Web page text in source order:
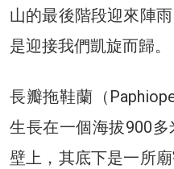
山的最後階段迎來陣
是迎接我們凱旋而歸。
長瓣拖鞋蘭（
生長在一個海拔900
壁上，其底下是一所